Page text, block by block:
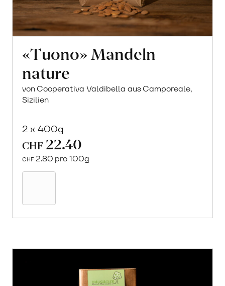
«Tuono» Mandeln
nature
von Cooperativa Valdibella aus Camporeale,
Sizilien
2 x 400g
CHF 22.40
CHF 2.80 pro 100g